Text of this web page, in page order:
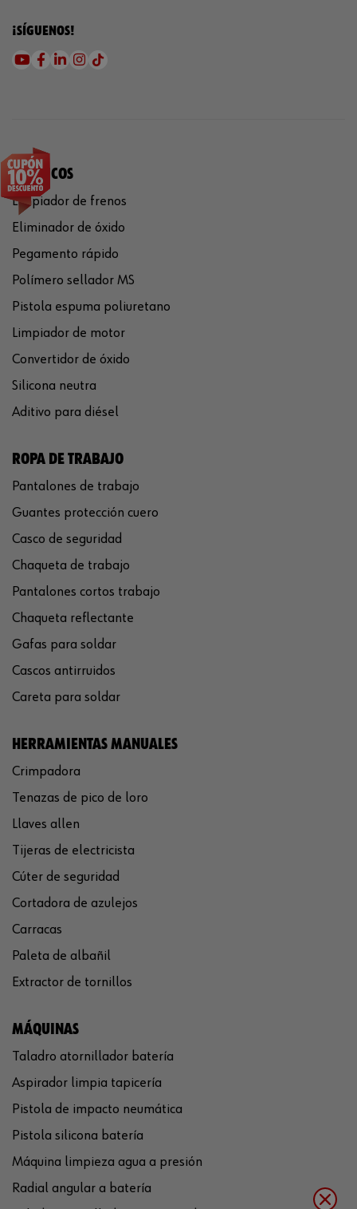
¡SÍGUENOS!
QUÍMICOS
Limpiador de frenos
Eliminador de óxido
Pegamento rápido
Polímero sellador MS
Pistola espuma poliuretano
Limpiador de motor
Convertidor de óxido
Silicona neutra
Aditivo para diésel
ROPA DE TRABAJO
Pantalones de trabajo
Guantes protección cuero
Casco de seguridad
Chaqueta de trabajo
Pantalones cortos trabajo
Chaqueta reflectante
Gafas para soldar
Cascos antirruidos
Careta para soldar
HERRAMIENTAS MANUALES
Crimpadora
Tenazas de pico de loro
Llaves allen
Tijeras de electricista
Cúter de seguridad
Cortadora de azulejos
Carracas
Paleta de albañil
Extractor de tornillos
MÁQUINAS
Taladro atornillador batería
Aspirador limpia tapicería
Pistola de impacto neumática
Pistola silicona batería
Máquina limpieza agua a presión
Radial angular a batería